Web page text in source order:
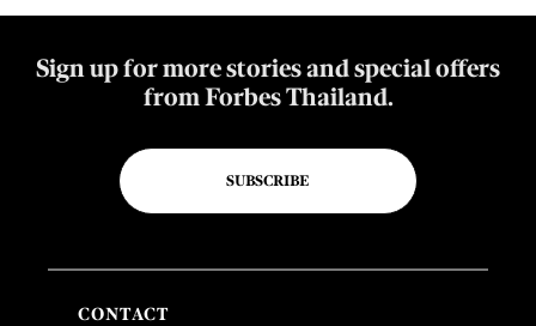
Sign up for more stories and special offers
from Forbes Thailand.
SUBSCRIBE
CONTACT